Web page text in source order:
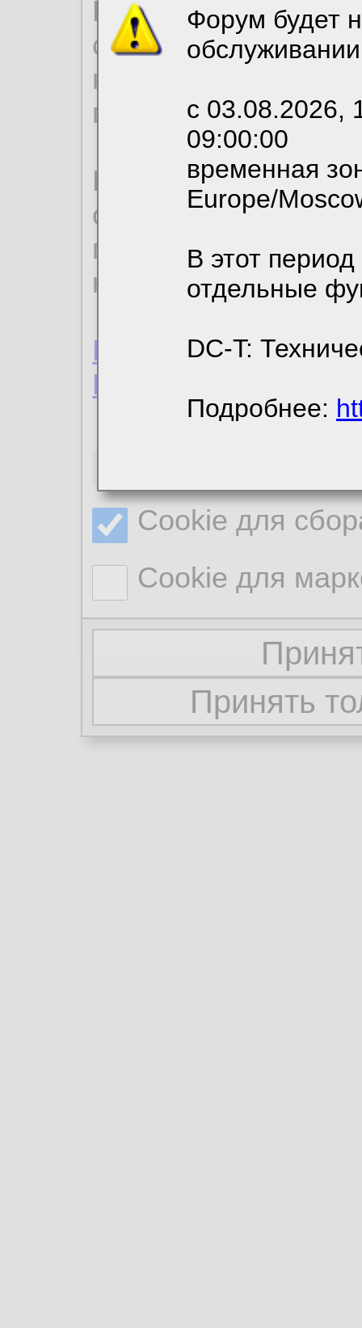
Форум будет
с 03.08.2026,
09:00:00
временная
Europe/
В этот
отдельные
DC-T:
Подробнее:
Продолжая
согласие на
необходимых для
вы можете
По
ознакомиться с
пользовательским
Пользовательское
Политика
Cookie для
Cookie для